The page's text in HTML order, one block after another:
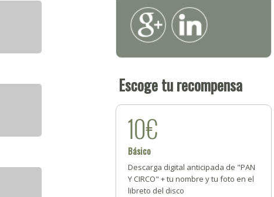
Escoge tu recompensa
10€
Básico
Descarga digital anticipada de "PAN
Y CIRCO" + tu nombre y tu foto en el
libreto del disco